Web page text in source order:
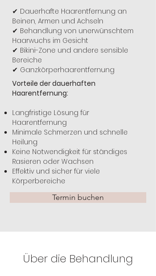
✔ Dauerhafte Haarentfernung an
Beinen, Armen und Achseln
✔ Behandlung von unerwünschtem
Haarwuchs im Gesicht
✔ Bikini-Zone und andere sensible
Bereiche
✔ Ganzkörperhaarentfernung
Vorteile der dauerhaften
Haarentfernung:
Langfristige Lösung für
Haarentfernung
Minimale Schmerzen und schnelle
Heilung
Keine Notwendigkeit für ständiges
Rasieren oder Wachsen
Effektiv und sicher für viele
Körperbereiche
Termin buchen
Über die Behandlung